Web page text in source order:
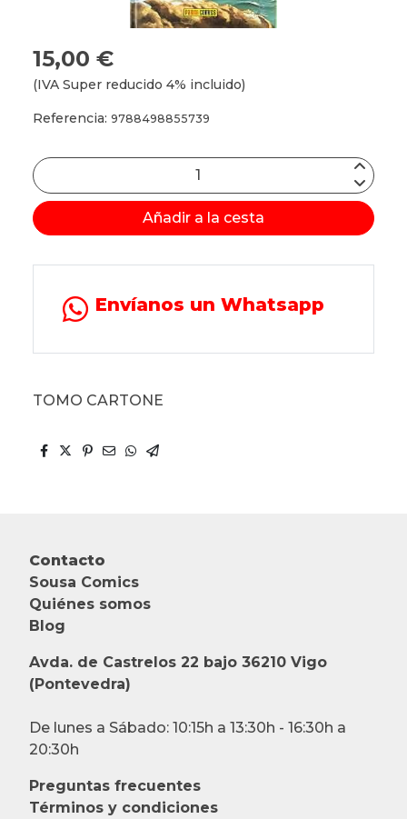
15,00 €
(IVA Super reducido 4% incluido)
Referencia: 9788498855739
Añadir a la cesta
Envíanos un Whatsapp
TOMO CARTONE
Contacto
Sousa Comics
Quiénes somos
Blog
Avda. de Castrelos 22 bajo 36210 Vigo
(Pontevedra)
De lunes a Sábado: 10:15h a 13:30h - 16:30h a
20:30h
Preguntas frecuentes
Términos y condiciones